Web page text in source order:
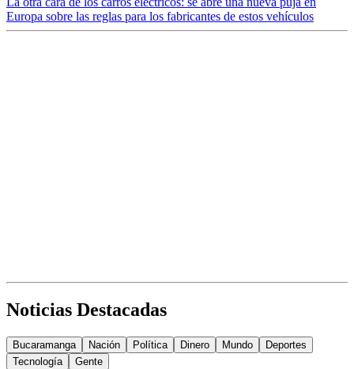
Europa sobre las reglas para los fabricantes de estos vehículos
Noticias Destacadas
Bucaramanga Nación Política Dinero Mundo
Deportes
Tecnología
Gente